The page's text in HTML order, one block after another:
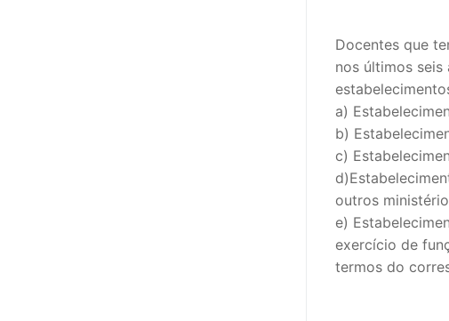
Docentes que
nos últimos
a)
b)
c)
outros
e)
exercício de
termos do